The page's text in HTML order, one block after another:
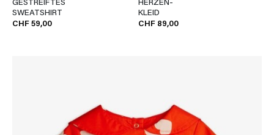
GESTREIFTES
SWEATSHIRT
CHF 59,00
HERZEN-
KLEID
CHF 89,00